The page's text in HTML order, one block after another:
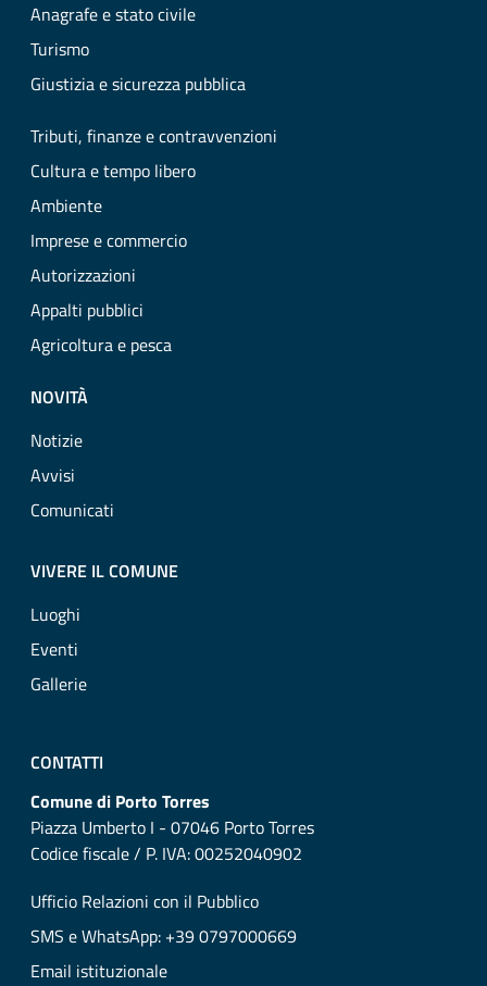
Anagrafe e stato civile
Turismo
Giustizia e sicurezza pubblica
Tributi, finanze e contravvenzioni
Cultura e tempo libero
Ambiente
Imprese e commercio
Autorizzazioni
Appalti pubblici
Agricoltura e pesca
NOVITÀ
Notizie
Avvisi
Comunicati
VIVERE IL COMUNE
Luoghi
Eventi
Gallerie
CONTATTI
Comune di Porto Torres
Piazza Umberto I - 07046 Porto Torres
Codice fiscale / P. IVA: 00252040902
Ufficio Relazioni con il Pubblico
SMS e WhatsApp: +39 0797000669
Email istituzionale